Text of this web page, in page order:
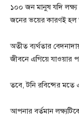
১০০ জন মানুষ যদি
জনের ভয়ের কারণই হল
অতীত ব্যর্থতার
জীবনে এগিয়ে যাওয়ার
তবে, টনি রবিন্সের
আপনার বর্তমান